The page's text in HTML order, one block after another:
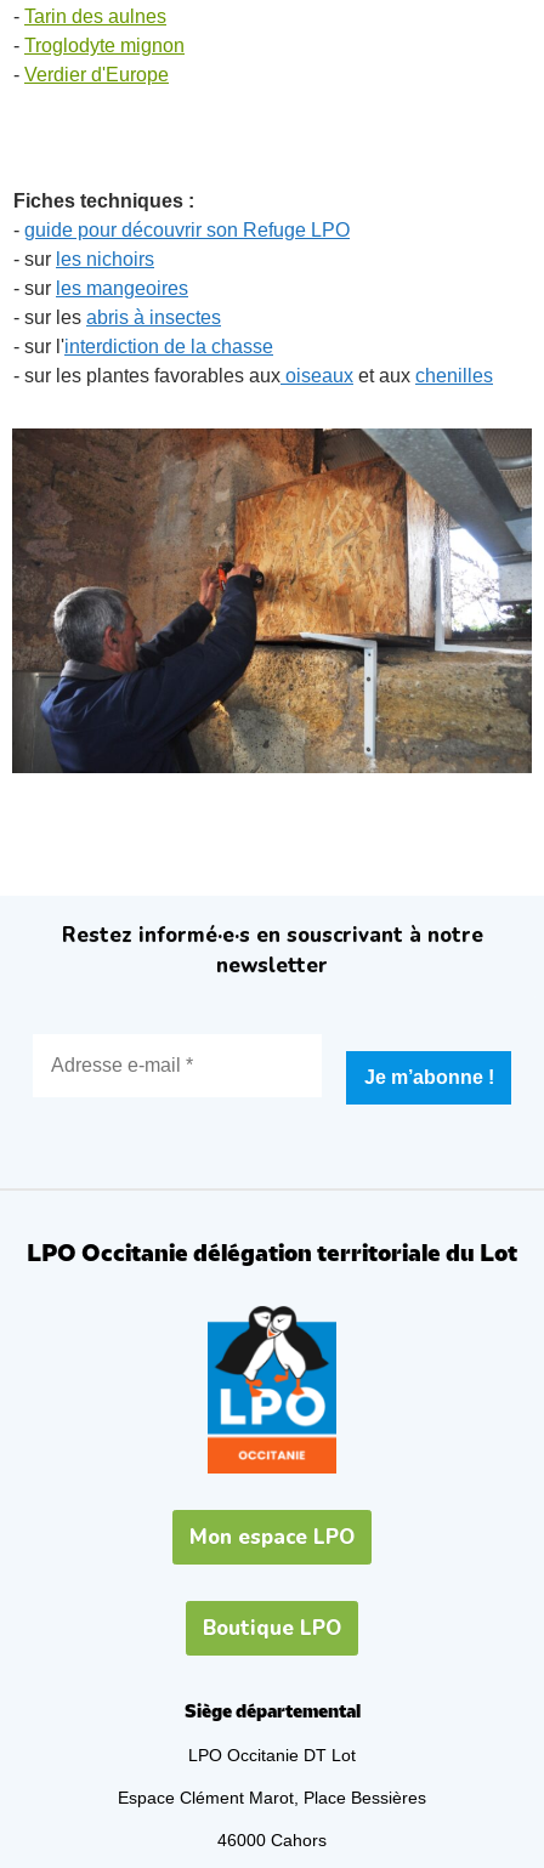
- Tarin des aulnes
- Troglodyte mignon
- Verdier d'Europe
Fiches techniques :
- guide pour découvrir son Refuge LPO
- sur les nichoirs
- sur les mangeoires
- sur les abris à insectes
- sur l'interdiction de la chasse
- sur les plantes favorables aux oiseaux et aux chenilles
Restez informé·e·s en souscrivant à notre
newsletter
LPO Occitanie délégation territoriale du Lot
Mon espace LPO
Boutique LPO
Siège départemental
LPO Occitanie DT Lot
Espace Clément Marot, Place Bessières
46000 Cahors